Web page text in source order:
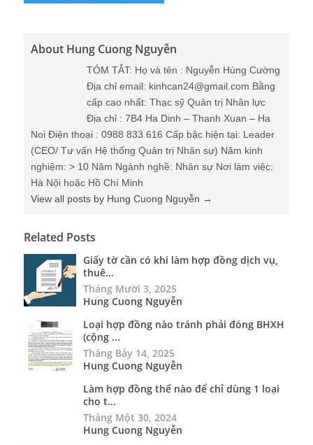
About Hung Cuong Nguyễn
TÓM TẮT: Họ và tên : Nguyễn Hùng Cường
Địa chỉ email: kinhcan24@gmail.com Bằng
cấp cao nhất: Thạc sỹ Quản trị Nhân lực
Địa chỉ : 7B4 Ha Dinh – Thanh Xuan – Ha
Noi Điện thoại : 0988 833 616 Cấp bậc hiện tại: Leader
(CEO/ Tư vấn Hệ thống Quản trị Nhân sự) Năm kinh
nghiệm: > 10 Năm Ngành nghề: Nhân sự Nơi làm việc:
Hà Nội hoặc Hồ Chí Minh
View all posts by Hung Cuong Nguyễn →
Related Posts
Giấy tờ cần có khi làm hợp đồng dịch vụ,
thuê...
Tháng Mười 3, 2025
Hung Cuong Nguyễn
Loại hợp đồng nào tránh phải đóng BHXH
(cộng ...
Tháng Bảy 14, 2025
Hung Cuong Nguyễn
Làm hợp đồng thế nào để chỉ dùng 1 loại
cho t...
Tháng Một 30, 2024
Hung Cuong Nguyễn